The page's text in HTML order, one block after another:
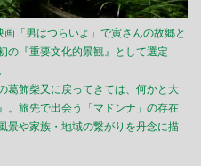
「男はつらいよ」で寅さんの故郷と
の『重要文化的景観』として選定
葛飾柴又に戻ってきては、何かと大
。旅先で出会う「マドンナ」の存在
景や家族・地域の繋がりを丹念に描